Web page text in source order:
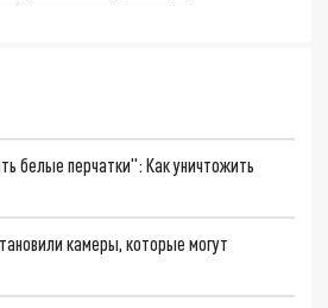
белые перчатки": Как уничтожить
камеры, которые могут